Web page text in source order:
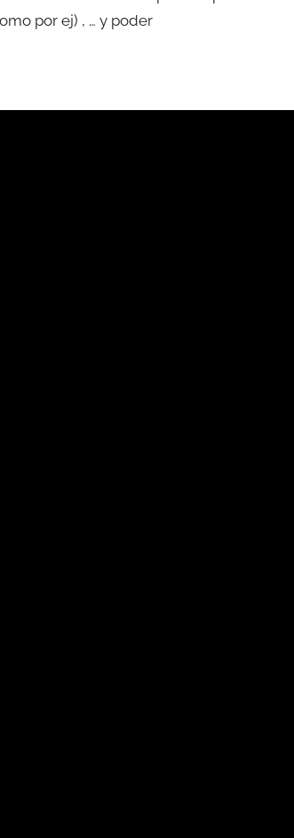
por ej) , … y poder